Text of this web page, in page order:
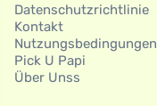
Datenschutzrichtlinie
Kontakt
Nutzungsbedingungen
Pick U Papi
Über Unss